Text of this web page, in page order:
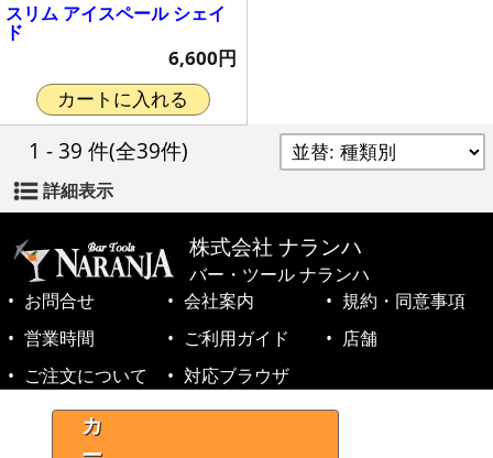
スリム アイスペール シェイ
ド
6,600円
カートに入れる
1 - 39 件(全39件)
詳細表示
カ
株式会社 ナランハ
バー・ツール ナランハ
お問合せ
会社案内
規約・同意事項
営業時間
ご利用ガイド
店舗
ご注文について
対応ブラウザ
©1999-2026 NARANJA Inc. All Rights Reserved.